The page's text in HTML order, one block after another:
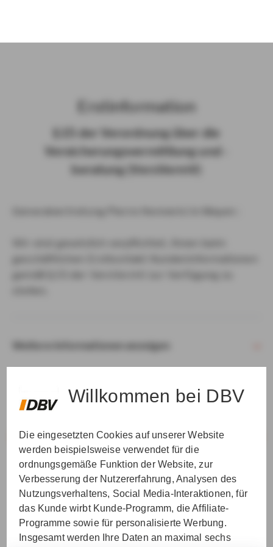
Willkommen bei DBV
Die eingesetzten Cookies auf unserer Website
werden beispielsweise verwendet für die
ordnungsgemäße Funktion der Website, zur
Verbesserung der Nutzererfahrung, Analysen des
Nutzungsverhaltens, Social Media-Interaktionen, für
das Kunde wirbt Kunde-Programm, die Affiliate-
Programme sowie für personalisierte Werbung.
Insgesamt werden Ihre Daten an maximal sechs
Erst­in­for­ma­ti­on
§ 15 der Ver­ord­nung über die
Ver­si­che­rungs­ver­mitt­lung und -​
beratung (Vers­VermV)
Weitere Informationen anzeigen
VER­STAN­DEN & WEI­TER